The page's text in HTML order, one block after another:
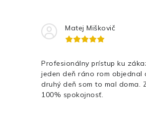
Matej Miškovič
Profesionálny prístup ku
jeden deň ráno rom objednal
druhý deň som to mal doma.
100% spokojnosť.